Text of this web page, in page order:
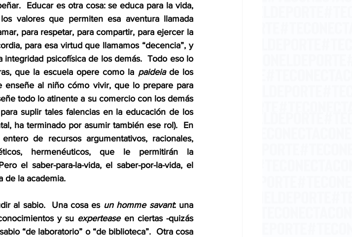
Educar es otra cosa: se educa para la vida,
valores que permiten esa aventura llamada
para respetar, para compartir, para ejercer la
para esa virtud que llamamos “decencia”, y
psicofísica de los demás.  Todo eso lo
que la escuela opere como la paideia de los
al niño cómo vivir, que lo prepare para
todo lo atinente a su comercio con los demás
suplir tales falencias en la educación de los
ha terminado por asumir también ese rol).  En
de recursos argumentativos, racionales,
hermenéuticos, que le permitirán la
el saber-para-la-vida, el saber-por-la-vida, el
de la academia.
al sabio.  Una cosa es un homme savant: una
y su expertease en ciertas -quizás
“de laboratorio” o “de biblioteca”.  Otra cosa